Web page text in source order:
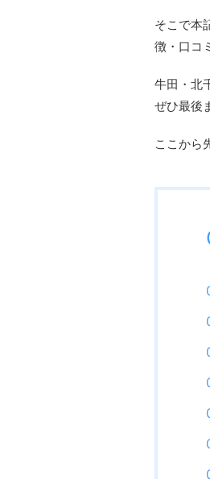
そこで本
徴・口コ
牛田・北
ぜひ最後
ここから